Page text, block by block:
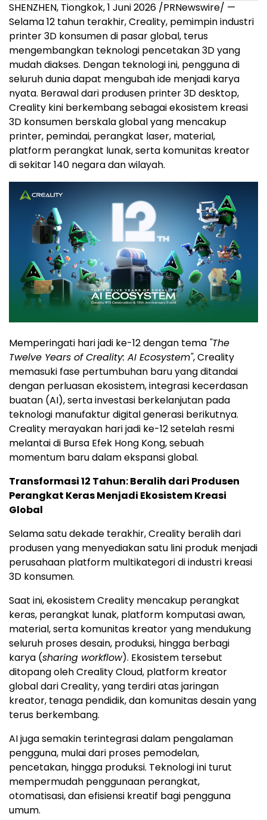
SHENZHEN, Tiongkok, 1 Juni 2026 /PRNewswire/ —
Selama 12 tahun terakhir, Creality, pemimpin industri
printer 3D konsumen di pasar global, terus
mengembangkan teknologi pencetakan 3D yang
mudah diakses. Dengan teknologi ini, pengguna di
seluruh dunia dapat mengubah ide menjadi karya
nyata. Berawal dari produsen printer 3D desktop,
Creality kini berkembang sebagai ekosistem kreasi
3D konsumen berskala global yang mencakup
printer, pemindai, perangkat laser, material,
platform perangkat lunak, serta komunitas kreator
di sekitar 140 negara dan wilayah.
Memperingati hari jadi ke-12 dengan tema "The
Twelve Years of Creality: AI Ecosystem", Creality
memasuki fase pertumbuhan baru yang ditandai
dengan perluasan ekosistem, integrasi kecerdasan
buatan (AI), serta investasi berkelanjutan pada
teknologi manufaktur digital generasi berikutnya.
Creality merayakan hari jadi ke-12 setelah resmi
melantai di Bursa Efek Hong Kong, sebuah
momentum baru dalam ekspansi global.
Transformasi 12 Tahun: Beralih dari Produsen
Perangkat Keras Menjadi Ekosistem Kreasi
Global
Selama satu dekade terakhir, Creality beralih dari
produsen yang menyediakan satu lini produk menjadi
perusahaan platform multikategori di industri kreasi
3D konsumen.
Saat ini, ekosistem Creality mencakup perangkat
keras, perangkat lunak, platform komputasi awan,
material, serta komunitas kreator yang mendukung
seluruh proses desain, produksi, hingga berbagi
karya (sharing workflow). Ekosistem tersebut
ditopang oleh Creality Cloud, platform kreator
global dari Creality, yang terdiri atas jaringan
kreator, tenaga pendidik, dan komunitas desain yang
terus berkembang.
AI juga semakin terintegrasi dalam pengalaman
pengguna, mulai dari proses pemodelan,
pencetakan, hingga produksi. Teknologi ini turut
mempermudah penggunaan perangkat,
otomatisasi, dan efisiensi kreatif bagi pengguna
umum.